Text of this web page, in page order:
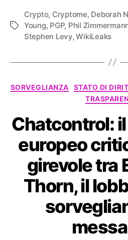
Tag
Crypto, Cryptome, Deborah
Young, PGP, Phil
Stephen Levy,WikiLeaks
SORVEGLIANZA STATO DI
Chatcontrol:
europeo
girevole tra
Thorn, il